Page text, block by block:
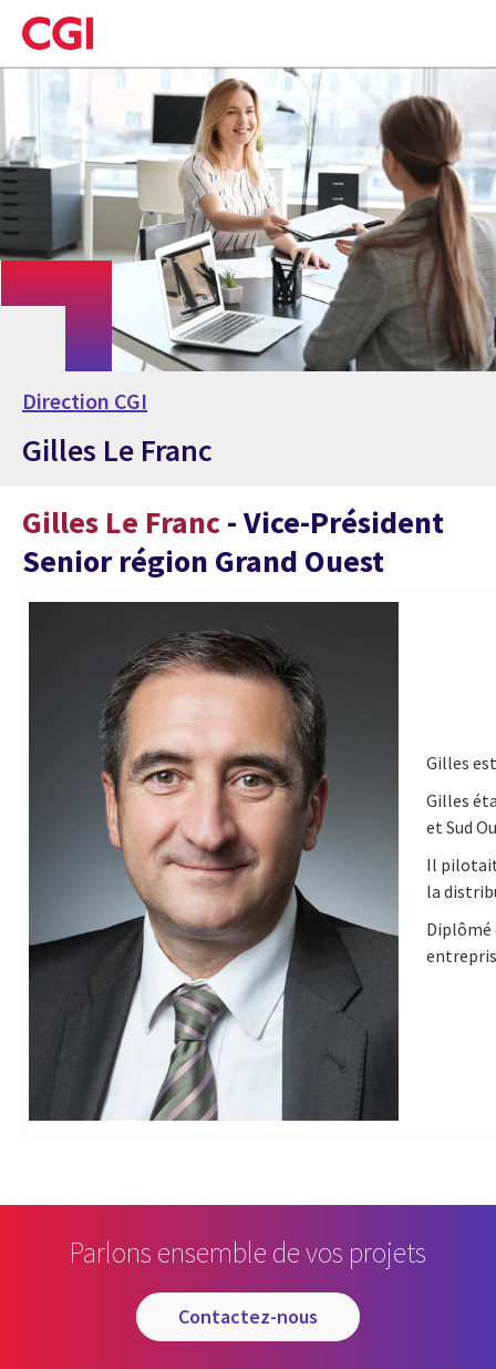
Skip
to
main
content
Direction CGI
Gilles Le Franc
Gilles Le Franc- Vice-Président
Senior région Grand Ouest
Gilles
Gilles
et Sud
Il pilotait
la
Diplômé
Parlons ensemble de vos projets
contactez-nous